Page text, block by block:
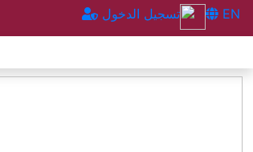
تسجيل الدخول EN